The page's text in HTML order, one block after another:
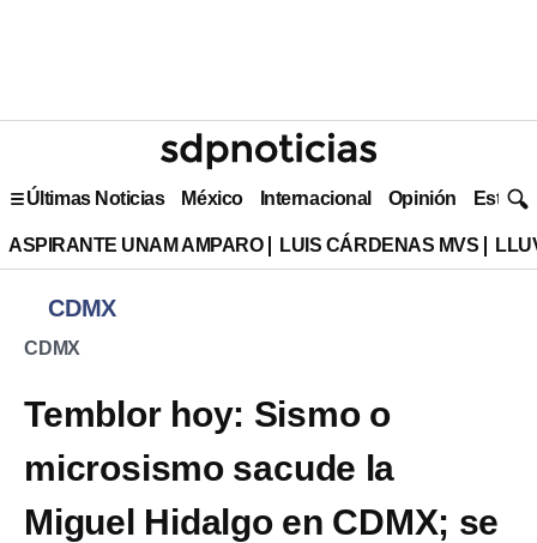
Últimas Noticias México Internacional Opinión Estilo
ASPIRANTE UNAM AMPARO LUIS CÁRDENAS MVS
CDMX
CDMX
Temblor hoy: Sismo o
microsismo sacude la
Miguel Hidalgo en CDMX; se